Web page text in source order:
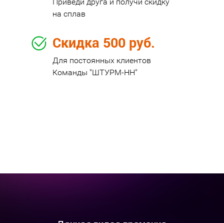
на сплав
Для постоянных клиентов
Команды "ШТУРМ-НН"
Скидка 500 руб.